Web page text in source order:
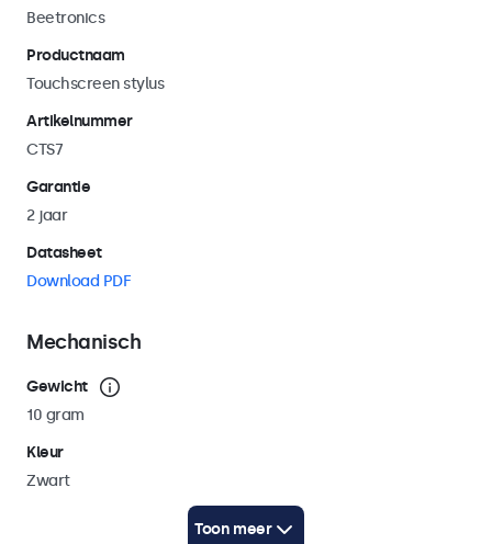
Beetronics
Productnaam
Touchscreen stylus
Artikelnummer
CTS7
Garantie
2 jaar
Datasheet
Download PDF
Mechanisch
Gewicht
10 gram
Kleur
Zwart
Toon meer